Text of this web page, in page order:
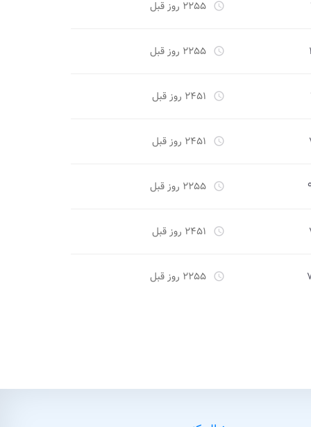
access_time ۲۲۵۵ روز قبل
access_time ۲۲۵۵ روز قبل
access_time ۲۴۵۱ روز قبل
access_time ۲۴۵۱ روز قبل
access_time ۲۲۵۵ روز قبل
access_time ۲۴۵۱ روز قبل
access_time ۲۲۵۵ روز قبل